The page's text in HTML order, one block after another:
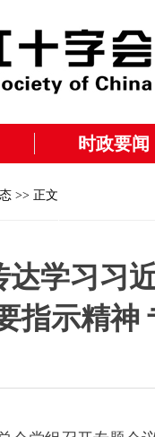
时政要闻
>> 正文
达学习习
指示精神